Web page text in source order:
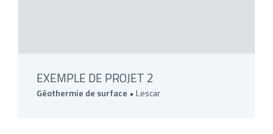
EXEMPLE DE PROJET 2
Géothermie de surface • Lescar